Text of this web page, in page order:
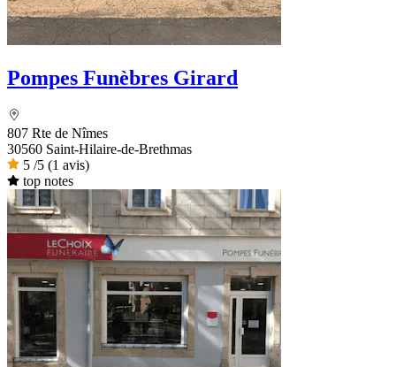
Pompes Funèbres Girard
807 Rte de Nîmes
30560 Saint-Hilaire-de-Brethmas
5 /5 (1 avis)
top notes